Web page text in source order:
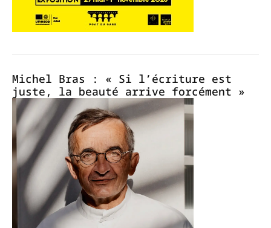
Michel Bras : « Si l’écriture est
juste, la beauté arrive forcément »